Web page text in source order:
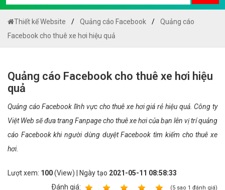
Thiết kế Website Quảng cáo Facebook
Quảng cáo
Facebook cho thuê xe hơi hiệu quả
Quảng cáo Facebook cho thuê xe hơi hiệu
quả
Quảng cáo Facebook lĩnh vực cho thuê xe hơi giá rẻ hiệu quả. Công ty
Việt Web sẽ đưa trang Fanpage cho thuê xe hơi của bạn lên vị trí quảng
cáo Facebook khi người dùng duyệt Facebook tìm kiếm cho thuê xe
hơi.
Lượt xem: 100(View) | Ngày tạo 2021-05-11 08:58:33
Ðánh giá:
(5 sao 1 đánh giá)